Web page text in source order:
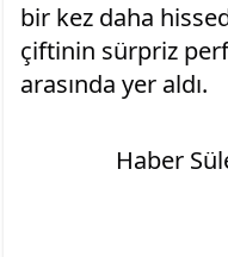
bir kez daha
çiftinin sürpriz
arasında yer aldı.
Haber